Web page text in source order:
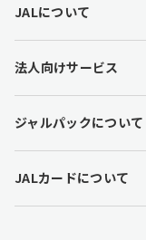
o
e
i
n
s
JALについて
法人向けサービス
ジャルパックについて
JALカードについて